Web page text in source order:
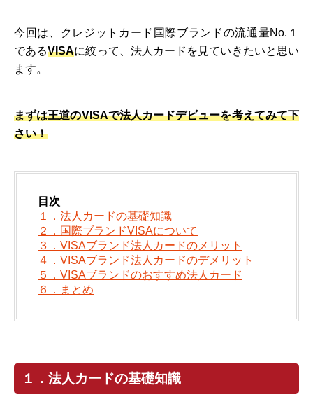
今回は、クレジットカード国際ブランドの流通量No.１
であるVISAに絞って、法人カードを見ていきたいと思い
ます。
まずは王道のVISAで法人カードデビューを考えてみて下
さい！
目次
１．法人カードの基礎知識
２．国際ブランドVISAについて
３．VISAブランド法人カードのメリット
４．VISAブランド法人カードのデメリット
５．VISAブランドのおすすめ法人カード
６．まとめ
１．法人カードの基礎知識